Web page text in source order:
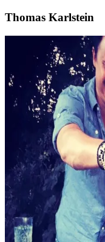
Thomas Karlstein